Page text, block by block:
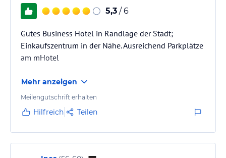
5,3 / 6
Gutes Business Hotel in Randlage der Stadt;
Einkaufszentrum in der Nähe. Ausreichend Parkplätze
am mHotel
Mehr anzeigen
Meilengutschrift erhalten
Hilfreich Teilen